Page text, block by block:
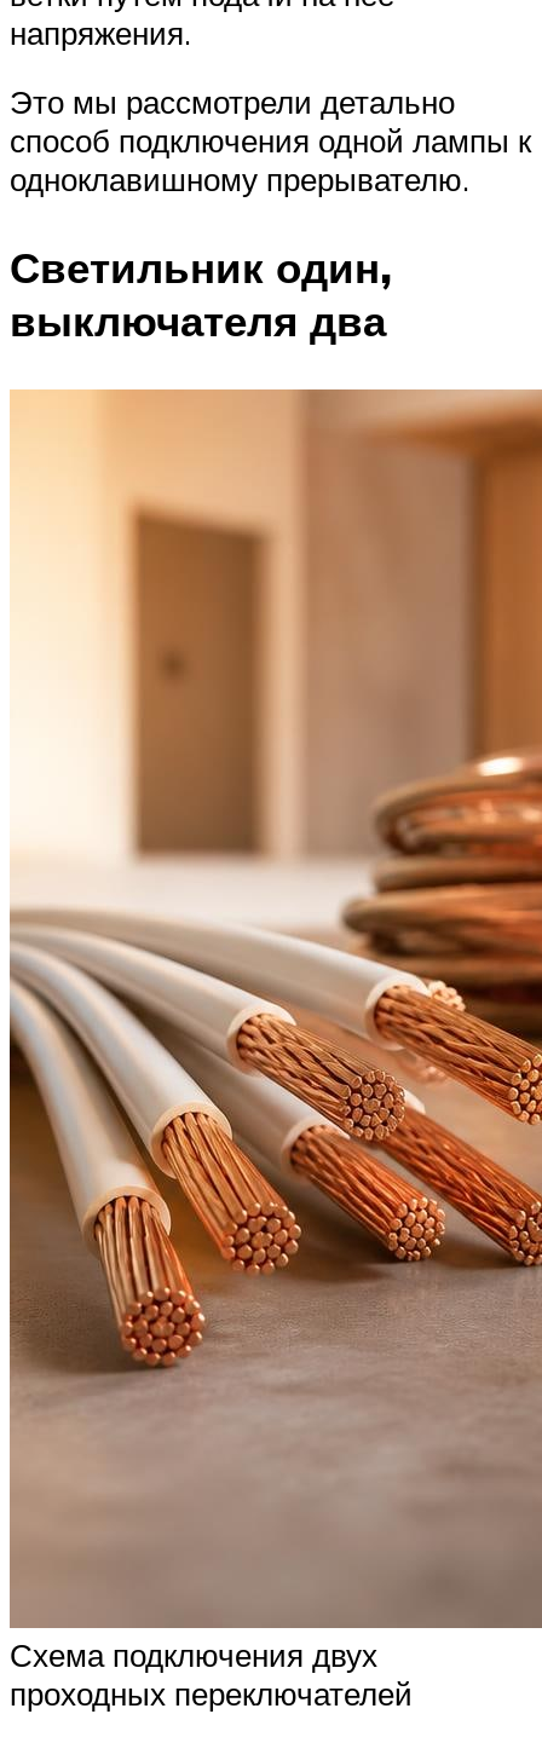
напряжения.
Это мы рассмотрели детально
способ подключения одной лампы к
одноклавишному прерывателю.
Светильник один,
выключателя два
Схема подключения двух
проходных переключателей